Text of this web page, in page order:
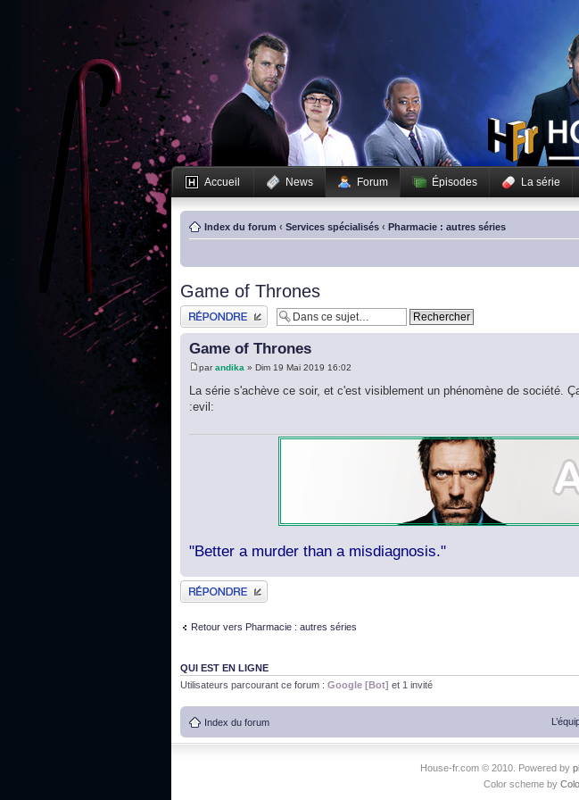
Accueil News Forum Épisodes La série
Index du forum ‹ Services spécialisés ‹ Pharmacie : autres séries
Game of Thrones
Publier une réponse
Game of Thrones
parandika » Dim 19 Mai 2019 16:02
La série s'achève ce soir, et c'est visiblement un phénomène de société.
:evil:
"Better a murder than a misdiagnosis."
Publier une réponse
Retour vers Pharmacie : autres séries
QUI EST EN LIGNE
Utilisateurs parcourant ce forum : Google [Bot] et 1 invité
Index du forum
House-fr.com © 2010. Powered by
Color scheme by